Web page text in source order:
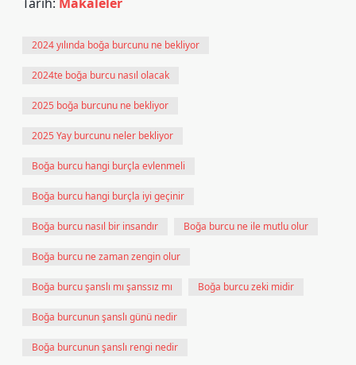
2024 yılında boğa burcunu ne bekliyor
2024te boğa burcu nasıl olacak
2025 boğa burcunu ne bekliyor
2025 Yay burcunu neler bekliyor
Boğa burcu hangi burçla evlenmeli
Boğa burcu hangi burçla iyi geçinir
Boğa burcu nasıl bir insandır Boğa burcu ne ile mutlu olur
Boğa burcu ne zaman zengin olur
Boğa burcu şanslı mı şanssız mı Boğa burcu zeki midir
Boğa burcunun şanslı günü nedir
Boğa burcunun şanslı rengi nedir